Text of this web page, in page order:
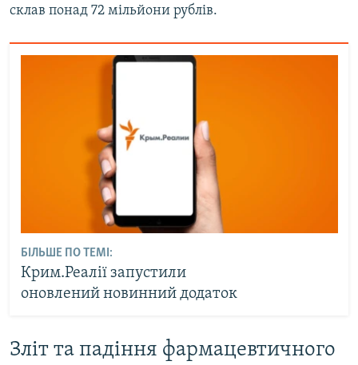
склав понад 72 мільйони рублів.
БІЛЬШЕ ПО ТЕМІ:
Крим.Реалії запустили
оновлений новинний додаток
Зліт та падіння фармацевтичного